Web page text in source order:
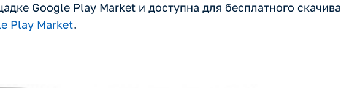
Google Play Market и доступна для бесплатного
Play Market.